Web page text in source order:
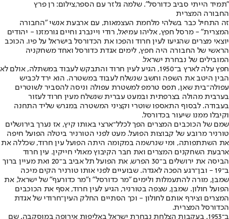
"תמיד הייתי סביב כדורסל". שלמה גלזר עם הספר,צילום: רן פרץ
החבורה המצרית
זה התחיל כבר בשלהי מלחמת העצמאות, עם ארבעת אנשי "החבורה
המצרית" - מרסל חפץ, אליהו עמיאל, רודי ויינברג וחיים גורמזנו - יהודים
יוצאי מצרים שהגיעו לעין חרוד והפכו את הכדורסל בישראל על פיו. הכוכב
הראשי של החבורה היה חפץ, לימים אגדת כדורסל ואחד משחקניה
המובילים של נבחרת ישראל.
חפץ עלה לארץ ב־1950, הגיע לעין חרוד והתבקש לעבוד במשתלה, אולם לא
הבין היטב את השפה וחשב שנשלח לעבוד במשטרה. הוא ירד לכביש
עפולה־בית שאן, תפס טרמפ למשטרת עפולה וניסה להסביר לשוטרים
בערבית מהולה בצרפתית ובמעט עברית שנשלח מעין חרוד לעזור
בעבודה. לבסוף התאספו שוטרי וקציני המשטרה במגרש שליד התחנה
וקיבלו ממנו שיעור בכדורסל.
שמם של הכוכבים המצרים הפך לכלל־ארצי באותו קיץ, אז נערך בירושלים
טורניר מרובע של קבוצות הפועל. מעט לפני הטורניר ביטלה הפועל חיפה
את השתתפותה, ומי שנרשמה במקומה היתה הפועל עין חרוד, שכללה את
ארבעת השחקנים המצרים ואת חבר הקיבוץ מאולי חייקין. עין חרוד
הביסה את ירושלים ב־30 הפרש, את הפועל תל אביב ב־20 ואת מעיין ברוך
ב־19 - ובן־רגע הפכה לאגדה. שבועיים לפני אותו טורניר הקים מיכה
שמבן, מורה להתעמלות ולימים "מר כדורסל" ו"מר כדורעף" של ישראל, את
הפועל חולון. שמבן, שצפה בטורניר, הגיע לעין חרוד, אסף את הכוכבים
המצרים וצירף אותם לחולון - וכך הסתיים החלק העין־חרודי של אגדת
הכדורסל המצרית.
ב־1953, בעקבות הצלחת נבחרת ישראל באליפות אירופה במוסקבה, שם